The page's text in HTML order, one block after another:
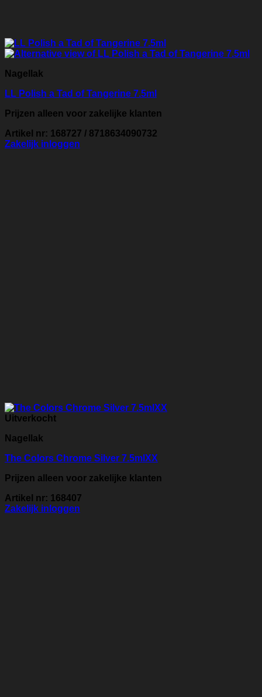
Nagellak
LL Polish a Tad of Tangerine 7.5ml
Prijzen alleen voor zakelijke klanten
Artikel nr: 168727 / 8718634090732
Zakelijk inloggen
Uitverkocht
Nagellak
The Colors Chrome Silver 7.5mlXX
Prijzen alleen voor zakelijke klanten
Artikel nr: 168407
Zakelijk inloggen